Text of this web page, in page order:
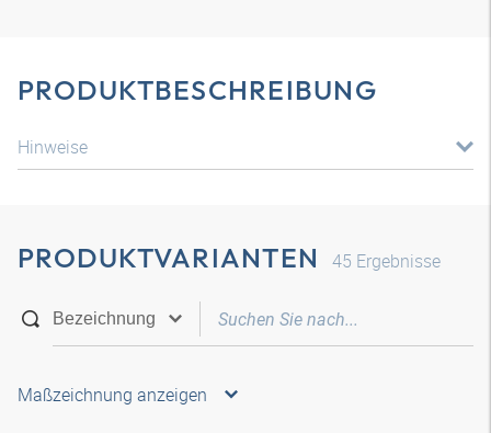
PRODUKTBESCHREIBUNG
Hinweise
PRODUKTVARIANTEN 45 Ergebnisse
Maßzeichnung anzeigen